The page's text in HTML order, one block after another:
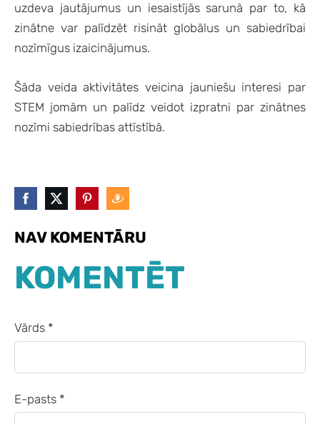
uzdeva jautājumus un iesaistījās sarunā par to, kā
zinātne var palīdzēt risināt globālus un sabiedrībai
nozīmīgus izaicinājumus.
Šāda veida aktivitātes veicina jauniešu interesi par
STEM jomām un palīdz veidot izpratni par zinātnes
nozīmi sabiedrības attīstībā.
NAV KOMENTĀRU
KOMENTĒT
Vārds *
E-pasts *